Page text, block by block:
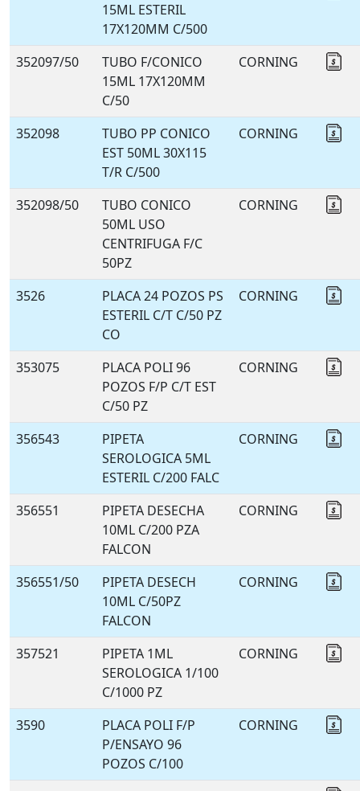
15ML ESTERIL
17X120MM C/500
352097/50
TUBO F/CONICO
15ML 17X120MM
C/50
CORNING
352098
TUBO PP CONICO
EST 50ML 30X115
T/R C/500
CORNING
352098/50
TUBO CONICO
50ML USO
CENTRIFUGA F/C
50PZ
CORNING
3526
PLACA 24 POZOS PS
ESTERIL C/T C/50 PZ
CO
CORNING
353075
PLACA POLI 96
POZOS F/P C/T EST
C/50 PZ
CORNING
356543
PIPETA
SEROLOGICA 5ML
ESTERIL C/200 FALC
CORNING
356551
PIPETA DESECHA
10ML C/200 PZA
FALCON
CORNING
356551/50
PIPETA DESECH
10ML C/50PZ
FALCON
CORNING
357521
PIPETA 1ML
SEROLOGICA 1/100
C/1000 PZ
CORNING
3590
PLACA POLI F/P
P/ENSAYO 96
POZOS C/100
CORNING